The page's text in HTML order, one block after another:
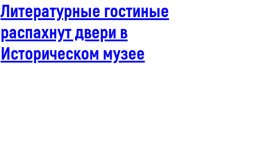
Литературные гостиные
распахнут двери в
Историческом музее